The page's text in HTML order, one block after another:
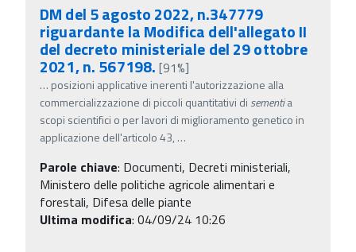
DM del 5 agosto 2022, n.347779
riguardante la Modifica dell'allegato II
del decreto ministeriale del 29 ottobre
2021, n. 567198. [91%]
… posizioni applicative inerenti l'autorizzazione alla
commercializzazione di piccoli quantitativi di sementia
scopi scientifici o per lavori di miglioramento genetico in
applicazione dell'articolo 43, …
Parole chiave: Documenti, Decreti ministeriali,
Ministero delle politiche agricole alimentari e
forestali, Difesa delle piante
Ultima modifica: 04/09/24 10:26